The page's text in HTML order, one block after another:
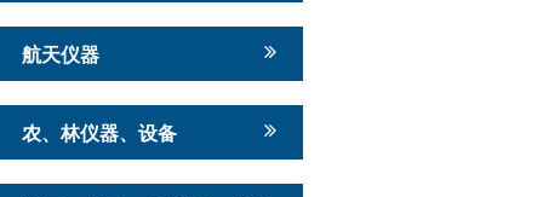
航天仪器
农、林仪器、设备